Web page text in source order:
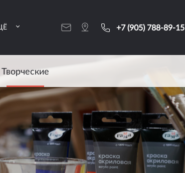
+7 (905) 788-89-15
Творческие